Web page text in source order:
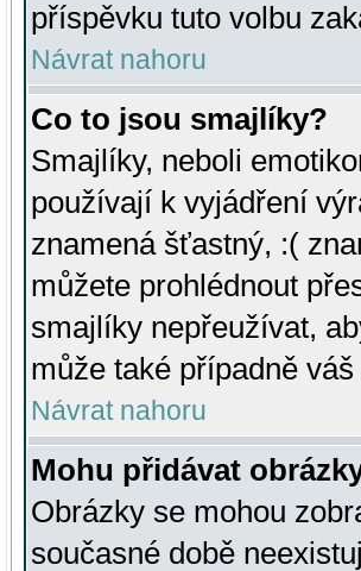
příspěvku tuto volbu
Návrat nahoru
Co to jsou smajlíky?
Smajlíky, neboli
používají k vyjádření
znamená šťastný, :(
můžete prohlédnout
smajlíky nepřeužívat,
může také případně
Návrat nahoru
Mohu přidávat
Obrázky se mohou
současné době